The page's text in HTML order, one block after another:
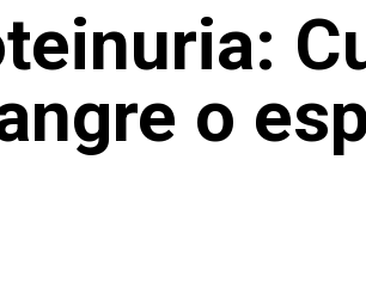
o